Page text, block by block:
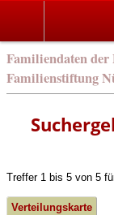
Familiendaten der
Familienstiftung
Treffer 1 bis 5 von 5
Verteilungskarte